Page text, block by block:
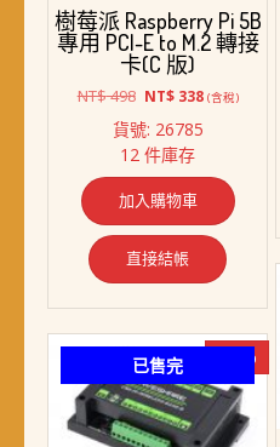
樹莓派 Raspberry Pi 5B
專用 PCI-E to M.2 轉接
卡(C 版)
NT$498 原
價
格：
NT$ 498。
NT$338目
價
NT$ 338。
(含稅)
貨號: 26785
12 件庫存
加入購物車
直接結帳
已售完 -13%